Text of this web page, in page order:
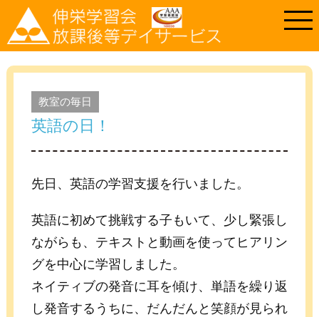
教室の毎日
英語の日！
先日、英語の学習支援を行いました。
英語に初めて挑戦する子もいて、少し緊張し
ながらも、テキストと動画を使ってヒアリン
グを中心に学習しました。
ネイティブの発音に耳を傾け、単語を繰り返
し発音するうちに、だんだんと笑顔が見られ